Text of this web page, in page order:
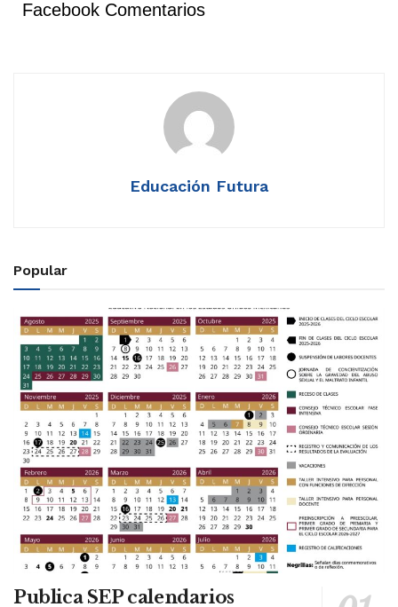
Facebook Comentarios
Educación Futura
Popular
Publica SEP calendarios